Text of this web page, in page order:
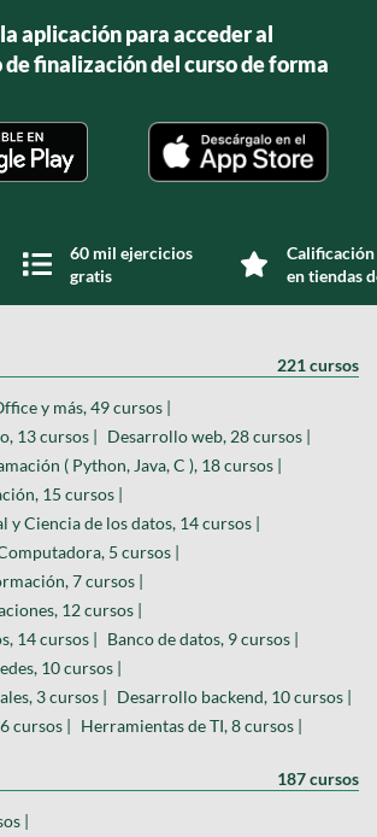
aplicación para acceder al
finalización del curso de forma
60 mil ejercicios
gratis
en tiendas
221 cursos
y más, 49 cursos |
13 cursos | Desarrollo web, 28 cursos |
( Python, Java, C ), 18 cursos |
15 cursos |
Ciencia de los datos, 14 cursos |
5 cursos |
7 cursos |
12 cursos |
14 cursos | Banco de datos, 9 cursos |
10 cursos |
3 cursos | Desarrollo backend, 10 cursos |
cursos | Herramientas de TI, 8 cursos |
187 cursos
|